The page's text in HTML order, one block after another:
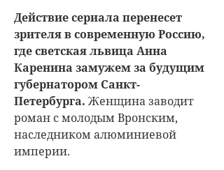
Действие сериала перенесет
зрителя в современную Россию,
где светская львица Анна
Каренина замужем за будущим
губернатором Санкт-
Петербурга. Женщина заводит
роман с молодым Вронским,
наследником алюминиевой
империи.